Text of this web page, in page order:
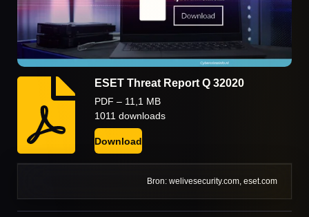
ESET Threat Report Q 32020
PDF – 11,1 MB
1011 downloads
Download
Bron: welivesecurity.com, eset.com